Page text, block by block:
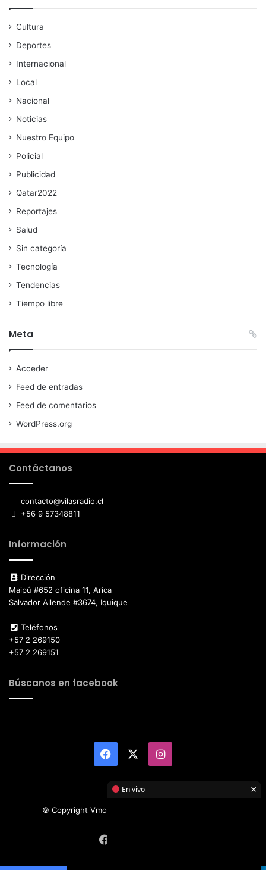
Cultura
Deportes
Internacional
Local
Nacional
Noticias
Nuestro Equipo
Policial
Publicidad
Qatar2022
Reportajes
Salud
Sin categoría
Tecnología
Tendencias
Tiempo libre
Meta
Acceder
Feed de entradas
Feed de comentarios
WordPress.org
Contáctanos
contacto@vilasradio.cl
+56 9 57348811
Información
Dirección
Maipú #652 oficina 11, Arica
Salvador Allende #3674, Iquique
Teléfonos
+57 2 269150
+57 2 269151
Búscanos en facebook
Facebook Instagram
© Copyright Vmotor TI 2026, All Rights Reserved
En vivo ×